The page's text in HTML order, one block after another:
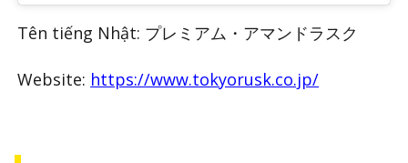
Tên tiếng Nhật: プレミアム・アマンドラスク
Website: https://www.tokyorusk.co.jp/